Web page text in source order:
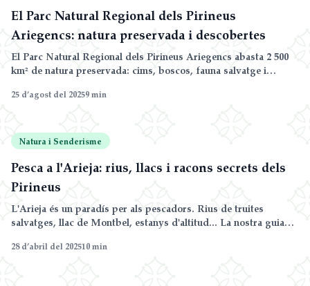
El Parc Natural Regional dels Pirineus
Ariegencs: natura preservada i descobertes
El Parc Natural Regional dels Pirineus Ariegencs abasta 2 500
km² de natura preservada: cims, boscos, fauna salvatge i
25 d’agost del 20259min
Natura i Senderisme
Pesca a l'Arieja: rius, llacs i racons secrets dels
Pirineus
L'Arieja és un paradís per als pescadors. Rius de truites
salvatges, llac de Montbel, estanys d'altitud... La nostra guia
temporades i consells pràctics des del Domaine de la Trille a
28 d’abril del 202510min